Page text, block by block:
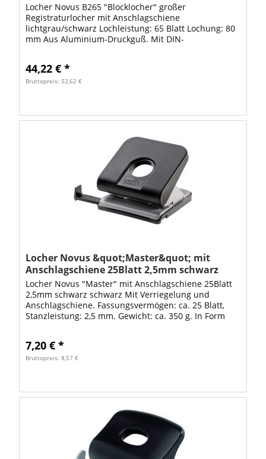
Locher Novus B265 "Blocklocher" großer
Registraturlocher mit Anschlagschiene
lichtgrau/schwarz Lochleistung: 65 Blatt Lochung: 80
mm Aus Aluminium-Druckguß. Mit DIN-
44,22 € *
Bruttopreis: 52,62 €
Locher Novus &quot;Master&quot; mit
Anschlagschiene 25Blatt 2,5mm schwarz
Locher Novus "Master" mit Anschlagschiene 25Blatt
2,5mm schwarz schwarz Mit Verriegelung und
Anschlagschiene. Fassungsvermögen: ca. 25 Blatt,
Stanzleistung: 2,5 mm. Gewicht: ca. 350 g. In Form
7,20 € *
Bruttopreis: 8,57 €